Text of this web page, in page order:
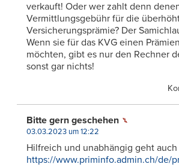
verkauft! Oder wer zahlt denn
Vermittlungsgebühr für die
Versicherungsprämie? Der
Wenn sie für das KVG einen
möchten, gibt es nur den Rechner
sonst gar nichts!
Bitte gern geschehen
03.03.2023 um 12:22
Hilfreich und unabhängig geht auch
https://www.priminfo.admin.ch/de/